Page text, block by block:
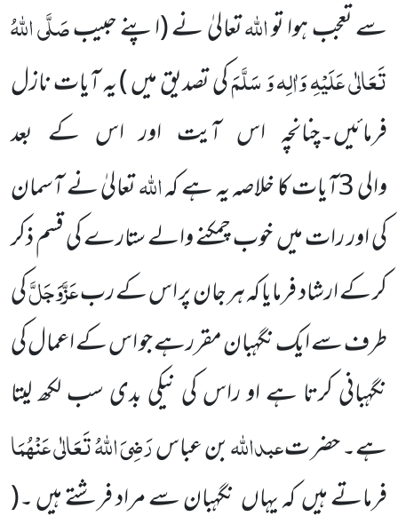
سے تعجب ہوا تواللّٰہتعالیٰ نے(اپنے حبیبصَلَّی اللّٰہُ
تَعَالٰی عَلَیْہِ وَاٰلِہ وَ سَلَّمَکی تصدیق میں )یہ آیات نازل
فرمائیں۔چنانچہ اس آیت اور اس کے بعد
والی 3آیات کا خلاصہ یہ ہے کہ
اللّٰہتعالیٰ نے آسمان
کی اور رات میں خوب چمکنے والے ستارے کی قسم ذکر
کر کے ارشاد فرمایا کہ ہر جان پر اس کے ربعَزَّوَجَلَّکی
طرف سے ایک نگہبان مقررہے جو اس کے اعمال کی
نگہبانی کرتا ہے او راس کی نیکی بدی سب لکھ لیتا
ہے۔ حضر تعبداللّٰہبن عباسرَضِیَ اللّٰہُ تَعَالٰی عَنْہُمَا
فرماتے ہیں کہ یہاں نگہبان سے مراد فرشتے ہیں ۔(